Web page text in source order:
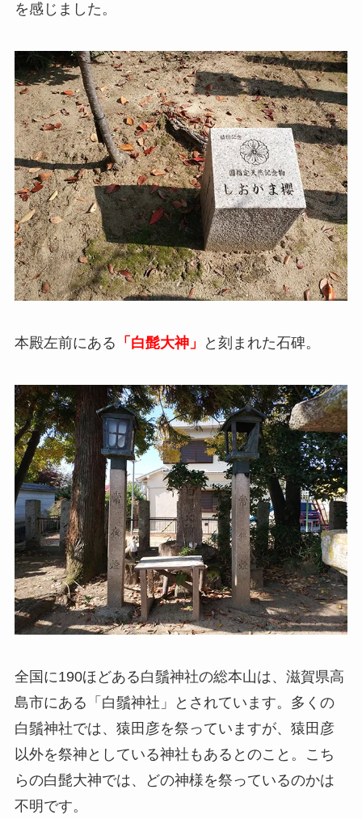
を感じました。
本殿左前にある 「白髭大神」 と刻まれた石碑。
全国に190ほどある白鬚神社の総本山は、滋賀県高
島市にある「白鬚神社」とされています。多くの
白鬚神社では、猿田彦を祭っていますが、猿田彦
以外を祭神としている神社もあるとのこと。こち
らの白髭大神では、どの神様を祭っているのかは
不明です。